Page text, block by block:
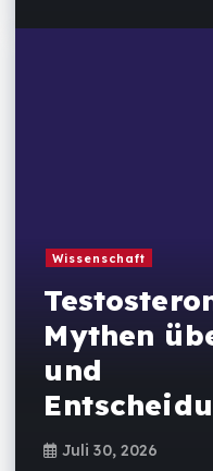
Wissenschaft
Mythen
und
Juli 30, 2026